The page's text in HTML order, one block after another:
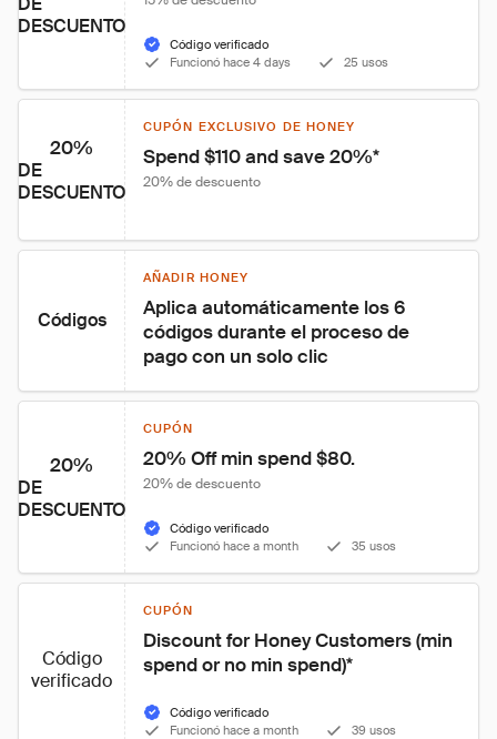
DESCUENTO
Código verificado
Funcionó hace 4 days
25 usos
20%
DE
DESCUENTO
CUPÓN EXCLUSIVO DE HONEY
Spend $110 and save 20%*
20% de descuento
Códigos
AÑADIR HONEY
Aplica automáticamente los 6
códigos durante el proceso de
pago con un solo clic
20%
DE
DESCUENTO
CUPÓN
20% Off min spend $80.
20% de descuento
Código verificado
Funcionó hace a month
35 usos
Código
verificado
CUPÓN
Discount for Honey Customers (min
spend or no min spend)*
Código verificado
Funcionó hace a month
39 usos